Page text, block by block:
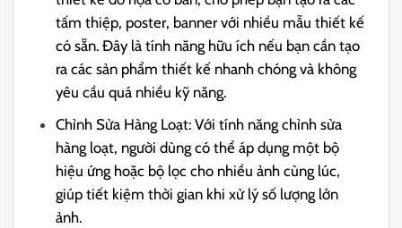
tấm thiệp, poster, banner với nhiều mẫu thiết kế
có sẵn. Đây là tính năng hữu ích nếu bạn cần tạo
ra các sản phẩm thiết kế nhanh chóng và không
yêu cầu quá nhiều kỹ năng.
Chỉnh Sửa Hàng Loạt: Với tính năng chỉnh sửa
hàng loạt, người dùng có thể áp dụng một bộ
hiệu ứng hoặc bộ lọc cho nhiều ảnh cùng lúc,
giúp tiết kiệm thời gian khi xử lý số lượng lớn
ảnh.